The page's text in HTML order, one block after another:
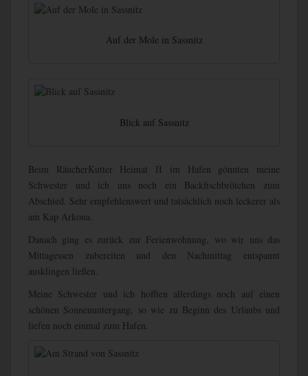
Auf der Mole in Sassnitz
Blick auf Sassnitz
Beim RäucherKutter Heimat II im Hafen gönnten meine
Schwester und ich uns noch ein Backfischbrötchen zum
Abschied. Sehr empfehlenswert und tatsächlich noch leckerer als
am Kap Arkona.
Danach ging es zurück zur Ferienwohnung, wo wir uns das
Mittagessen zubereiten und den Nachmittag entspannt
ausklingen ließen.
Meine Schwester und ich hofften allerdings noch auf einen
schönen Sonnenuntergang, so wie zu Beginn des Urlaubs und
liefen noch einmal zum Hafen.